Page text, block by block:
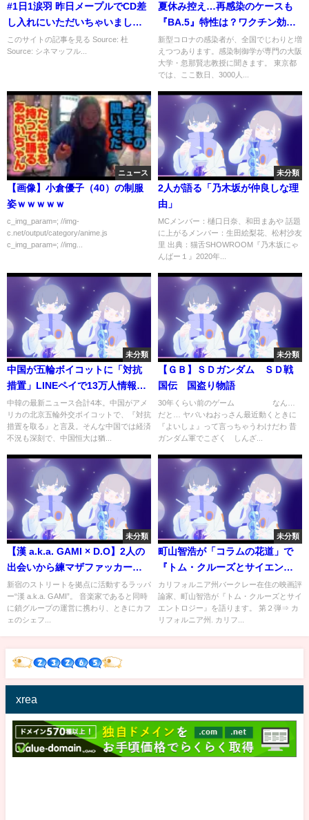
#1日1涙羽 昨日メープルでCD差
し入れにいただいちゃいまし…
このサイトの記事を見る Source: 杜
Source: シネマッフル...
夏休み控え…再感染のケースも
『BA.5』特性は？ワクチン効果
は？忽那教授に聞く(2022年7月4
日)
新型コロナの感染者が、全国でじわりと増
えつつあります。感染制御学が専門の大阪
大学・忽那賢志教授に聞きます。 東京都
では、ここ数日、3000人...
ニュース
【画像】小倉優子（40）の制服
姿ｗｗｗｗｗ
c_img_param=; //img-
c.net/output/category/anime.js
c_img_param=; //img...
未分類
2人が語る「乃木坂が仲良しな理
由」
MCメンバー：樋口日奈、和田まあや 話題
に上がるメンバー：生田絵梨花、松村沙友
里 出典：猫舌SHOWROOM『乃木坂にゃ
んばー１』2020年...
未分類
中国が五輪ボイコットに「対抗
措置」LINEペイで13万人情報漏
えい【4本立て】
中韓の最新ニュース合計4本。中国がアメ
リカの北京五輪外交ボイコットで、『対抗
措置を取る』と言及。そんな中国では経済
不況も深刻で、中国恒大は猶...
未分類
【ＧＢ】ＳＤガンダム ＳＤ戦
国伝 国盗り物語
30年くらい前のゲーム なん…
だと… ヤバいねおっさん最近動くときに
『よいしょ』って言っちゃうわけだわ 昔
ガンダム軍でこざく しんざ...
未分類
【漢 a.k.a. GAMI × D.O】2人の
出会いから練マザファッカー結
成秘話 話獄中でのヤバい話まで
東京のヒップホップシーンを代
表する盟友2人が語り合う
新宿のストリートを拠点に活動するラッパ
ー“漢 a.k.a. GAMI”。 音楽家であると同時
に鎖グループの運営に携わり、ときにカフ
ェのシェフ...
未分類
町山智浩が「コラムの花道」で
『トム・クルーズとサイエント
ロジー』を語る
カリフォルニア州バークレー在住の映画評
論家、町山智浩が『トム・クルーズとサイ
エントロジー』を語ります。 第２弾⇒ カ
リフォルニア州. カリフ...
xrea